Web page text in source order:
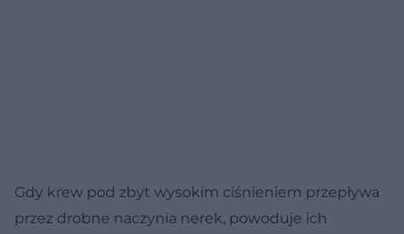
Gdy krew pod zbyt wysokim ciśnieniem przepływa
przez drobne naczynia nerek, powoduje ich